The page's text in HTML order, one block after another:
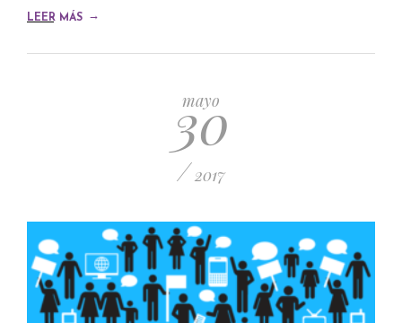
LEER MÁS →
mayo
30
/ 2017